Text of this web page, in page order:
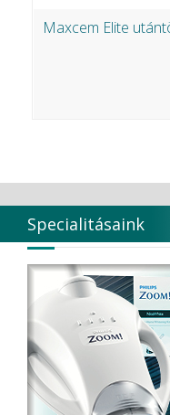
Maxcem Elite
Specialitásaink